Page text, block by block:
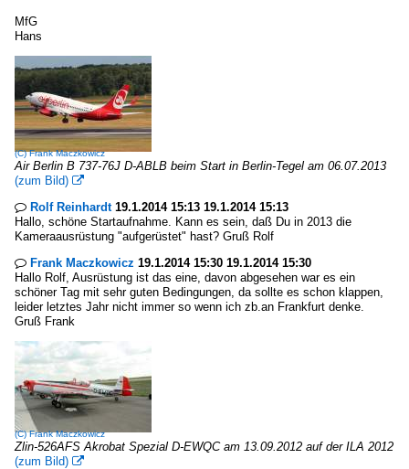
MfG
Hans
(C)Frank Maczkowicz
Air Berlin B 737-76J D-ABLB beim Start in Berlin-Tegel am 06.07.2013
(zum Bild) 
 Rolf Reinhardt19.1.2014 15:13 19.1.2014 15:13
Hallo, schöne Startaufnahme. Kann es sein, daß Du in 2013 die
Kameraausrüstung "aufgerüstet" hast? Gruß Rolf
 Frank Maczkowicz 19.1.2014 15:30 19.1.2014 15:30
Hallo Rolf, Ausrüstung ist das eine, davon abgesehen war es ein
schöner Tag mit sehr guten Bedingungen, da sollte es schon klappen,
leider letztes Jahr nicht immer so wenn ich zb.an Frankfurt denke.
Gruß Frank
(C)Frank Maczkowicz
Zlin-526AFS Akrobat Spezial D-EWQC am 13.09.2012 auf der ILA 2012
(zum Bild) 